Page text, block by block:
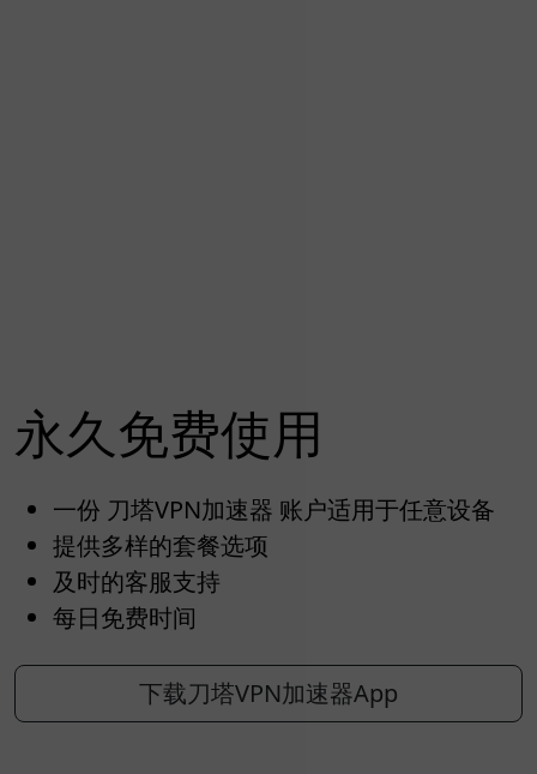
永久免费使用
一份 刀塔VPN加速器 账户适用于任意设备
提供多样的套餐选项
及时的客服支持
每日免费时间
下载刀塔VPN加速器App